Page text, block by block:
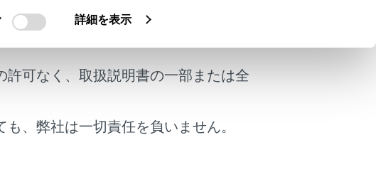
詳細を表示
るわけではありません。
可なく、取扱説明書の一部または全
、弊社は一切責任を負いません。